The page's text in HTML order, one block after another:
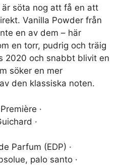
söta nog att få en att
Vanilla Powder från
en av dem – här
en torr, pudrig och träig
2020 och snabbt blivit en
söker en mer
den klassiska noten.
·
·
Parfum (EDP) ·
palo santo ·